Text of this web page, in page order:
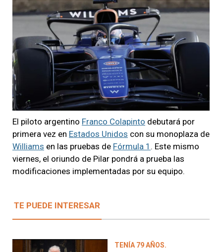
El piloto argentino Franco Colapinto debutará por
primera vez en Estados Unidos con su monoplaza de
Williams en las pruebas de Fórmula 1 . Este mismo
viernes, el oriundo de Pilar pondrá a prueba las
modificaciones implementadas por su equipo.
TE PUEDE INTERESAR
TENÍA 79 AÑOS.